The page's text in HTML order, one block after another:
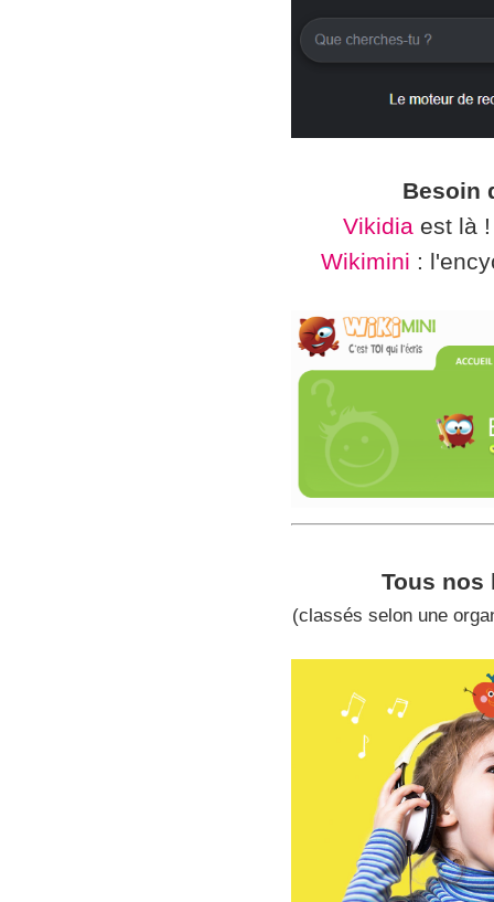
Besoin
Vikidiaest là !
Wikimini :
Tous nos
(classés selon une